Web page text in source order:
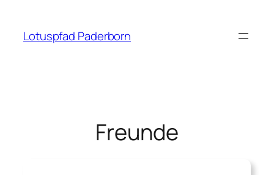
springen
Lotuspfad Paderborn
Freunde